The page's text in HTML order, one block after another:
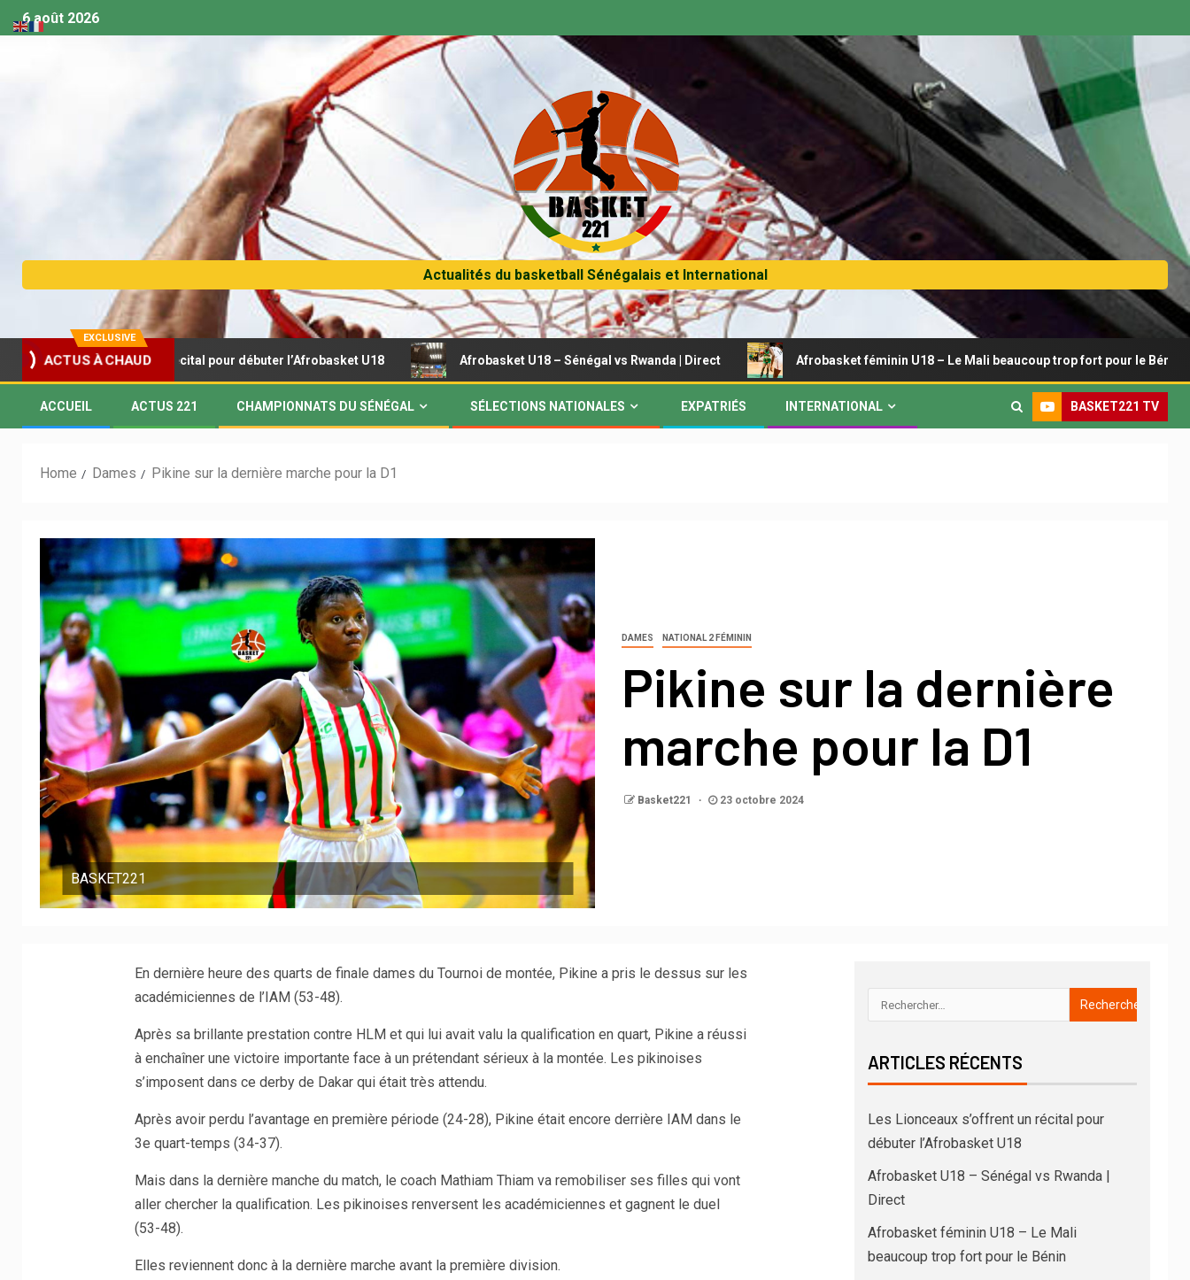
6 août 2026
Actualités du basketball Sénégalais et International
EXCLUSIVE
ACTUS À CHAUD
s’offrent un récital pour débuter l’Afrobasket U18 Afrobasket U18 – Sénégal vs Rwanda | Direct Afrobasket féminin U18 – Le Mali beaucoup trop fort pour le Bénin
ACCUEIL ACTUS 221 CHAMPIONNATS DU SÉNÉGAL SÉLECTIONS NATIONALES EXPATRIÉS INTERNATIONAL BASKET221 TV
Home Dames Pikine sur la dernière marche pour la D1
BASKET221
DAMES NATIONAL 2 FÉMININ
Pikine sur la dernière
marche pour la D1
Basket221 23 octobre 2024
En dernière heure des quarts de finale dames du Tournoi de montée, Pikine a pris le dessus sur les
académiciennes de l’IAM (53-48).
Après sa brillante prestation contre HLM et qui lui avait valu la qualification en quart, Pikine a réussi
à enchaîner une victoire importante face à un prétendant sérieux à la montée. Les pikinoises
s’imposent dans ce derby de Dakar qui était très attendu.
Après avoir perdu l’avantage en première période (24-28), Pikine était encore derrière IAM dans le
3e quart-temps (34-37).
Mais dans la dernière manche du match, le coach Mathiam Thiam va remobiliser ses filles qui vont
aller chercher la qualification. Les pikinoises renversent les académiciennes et gagnent le duel
(53-48).
Elles reviennent donc à la dernière marche avant la première division.
ARTICLES RÉCENTS
Les Lionceaux s’offrent un récital pour
débuter l’Afrobasket U18
Afrobasket U18 – Sénégal vs Rwanda |
Direct
Afrobasket féminin U18 – Le Mali
beaucoup trop fort pour le Bénin